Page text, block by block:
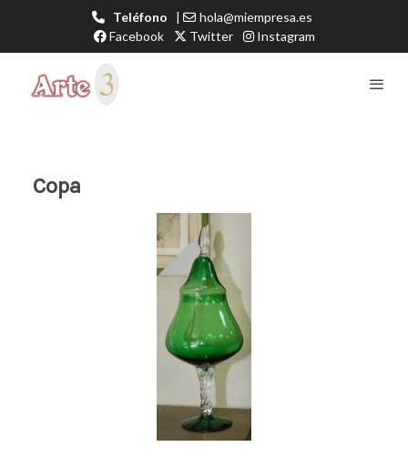
Teléfono |
hola@miempresa.es
Facebook
Twitter Instagram
Copa